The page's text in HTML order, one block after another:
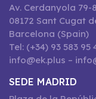
Av. Cerdanyola 79-
08172 Sant Cugat
Barcelona (Spain)
Tel: (+34) 93 583 95
info@ek.plus –
SEDE MADRID